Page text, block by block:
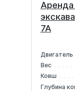
Аренда
7A
Двигатель
Вес
Ковш
Глубина